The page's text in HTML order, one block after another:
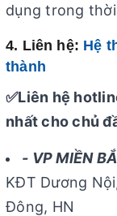
dụng trong
4. Liên hệ: Hệ
thành
✅Liên hệ
nhất cho chủ
- VP MIỀN
KĐT Dương
Đông, HN